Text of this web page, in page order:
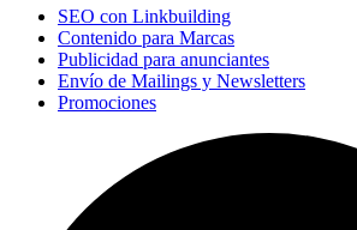
SEO con Linkbuilding
Contenido para Marcas
Publicidad para anunciantes
Envío de Mailings y Newsletters
Promociones